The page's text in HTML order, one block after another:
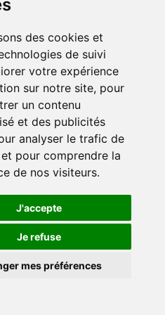
des cookies et
de suivi
votre expérience
sur notre site, pour
un contenu
et des publicités
analyser le trafic de
pour comprendre la
de nos visiteurs.
J'accepte
Je refuse
mes préférences